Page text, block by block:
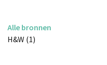
Alle bronnen
H&W (1)